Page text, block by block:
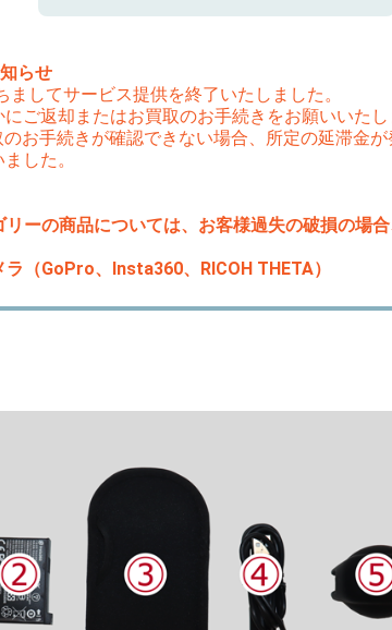
らせ
してサービス提供を終了いたしました。
ご返却またはお買取のお手続きをお願いいたし
お手続きが確認できない場合、所定の延滞金が
した。
ーの商品については、お客様過失の破損の場
ラ（GoPro、Insta360、RICOH THETA）